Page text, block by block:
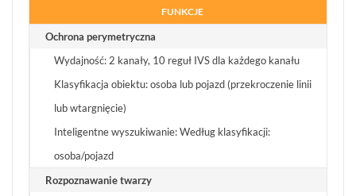
FUNKCJE
Ochrona perymetryczna
Wydajność: 2 kanały, 10 reguł IVS dla każdego kanału
Klasyfikacja obiektu: osoba lub pojazd (przekroczenie linii
lub wtargnięcie)
Inteligentne wyszukiwanie: Według klasyfikacji:
osoba/pojazd
Rozpoznawanie twarzy